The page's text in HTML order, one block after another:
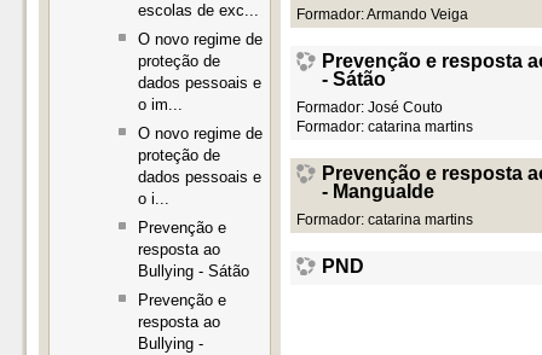
Formador:Armando Veiga
Prevenção e resposta
- Sátão
Formador: José Couto
Formador: catarina martins
Prevenção e resposta
- Mangualde
Formador: catarina martins
PND
escolas de exc...
O novo regime de
proteção de
dados pessoais e
o im...
O novo regime de
proteção de
dados pessoais e
o i...
Prevenção e
resposta ao
Bullying - Sátão
Prevenção e
resposta ao
Bullying -